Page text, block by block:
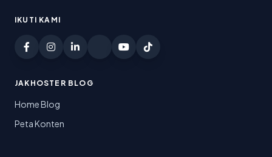
IKUTI KAMI
JAKHOSTER BLOG
Home Blog
Peta Konten